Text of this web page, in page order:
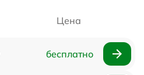
Цена
бесплатно